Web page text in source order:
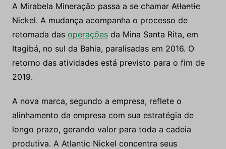
A Mirabela Mineração passa a se chamar Atlantic
Nickel.A mudança acompanha o processo de
retomada das operaçõesda Mina Santa Rita, em
Itagibá, no sul da Bahia, paralisadas em 2016. O
retorno das atividades está previsto para o fim de
2019.
A nova marca, segundo a empresa, reflete o
alinhamento da empresa com sua estratégia de
longo prazo, gerando valor para toda a cadeia
produtiva. A Atlantic Nickel concentra seus